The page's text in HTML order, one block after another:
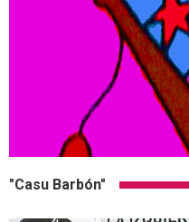
"Casu Barbón"